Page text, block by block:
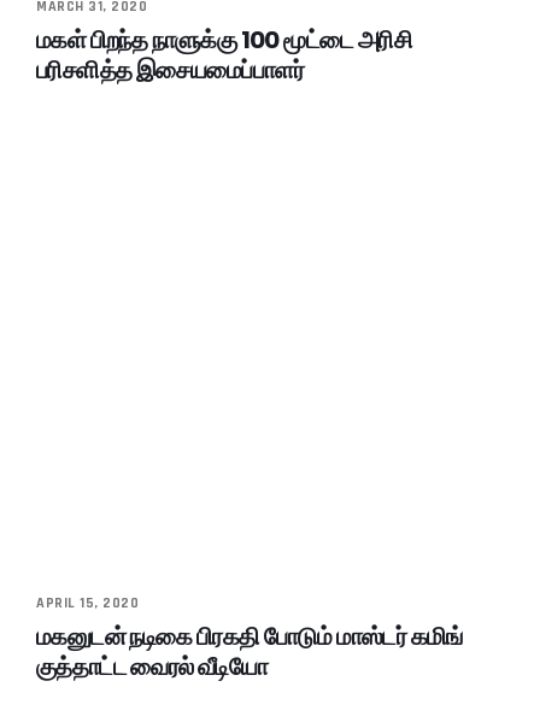
MARCH 31, 2020
மகள் பிறந்த நாளுக்கு 100 மூட்டை அரிசி
பரிசளித்த இசையமைப்பாளர்
APRIL 15, 2020
மகனுடன் நடிகை பிரகதி போடும் மாஸ்டர் கமிங்
குத்தாட்ட வைரல் வீடியோ